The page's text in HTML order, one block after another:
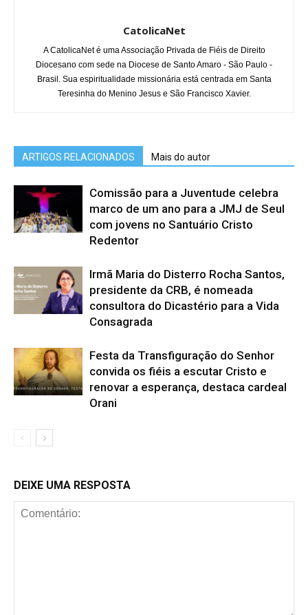
CatolicaNet
A CatolicaNet é uma Associação Privada de Fiéis de Direito
Diocesano com sede na Diocese de Santo Amaro - São Paulo -
Brasil. Sua espiritualidade missionária está centrada em Santa
Teresinha do Menino Jesus e São Francisco Xavier.
ARTIGOS RELACIONADOS Mais do autor
Comissão para a Juventude celebra
marco de um ano para a JMJ de Seul
com jovens no Santuário Cristo
Redentor
Irmã Maria do Disterro Rocha Santos,
presidente da CRB, é nomeada
consultora do Dicastério para a Vida
Consagrada
Festa da Transfiguração do Senhor
convida os fiéis a escutar Cristo e
renovar a esperança, destaca cardeal
Orani
DEIXE UMA RESPOSTA